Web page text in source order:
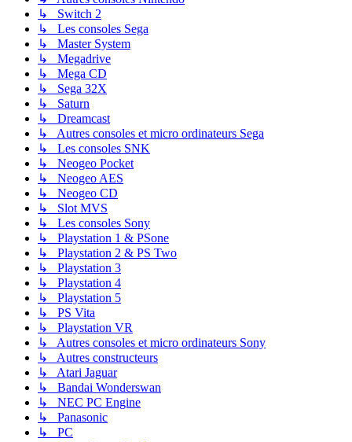
↳ Switch 2
↳ Les consoles Sega
↳ Master System
↳ Megadrive
↳ Mega CD
↳ Sega 32X
↳ Saturn
↳ Dreamcast
↳ Autres consoles et micro ordinateurs Sega
↳ Les consoles SNK
↳ Neogeo Pocket
↳ Neogeo AES
↳ Neogeo CD
↳ Slot MVS
↳ Les consoles Sony
↳ Playstation 1 & PSone
↳ Playstation 2 & PS Two
↳ Playstation 3
↳ Playstation 4
↳ Playstation 5
↳ PS Vita
↳ Playstation VR
↳ Autres consoles et micro ordinateurs Sony
↳ Autres constructeurs
↳ Atari Jaguar
↳ Bandai Wonderswan
↳ NEC PC Engine
↳ Panasonic
↳ PC